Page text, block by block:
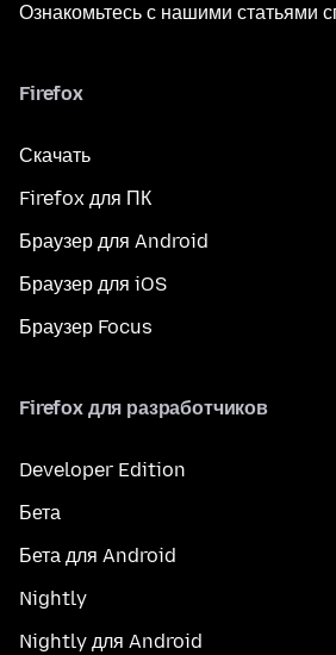
Ознакомьтесь с нашими статьями
Firefox
Скачать
Firefox для ПК
Браузер для Android
Браузер для iOS
Браузер Focus
Firefox для разработчиков
Developer Edition
Бета
Бета для Android
Nightly
Nightly для Android